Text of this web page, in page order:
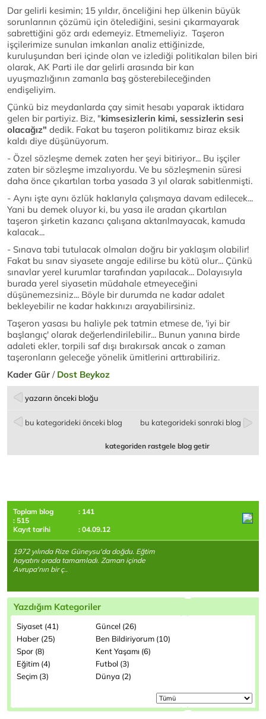
Dar gelirli kesimin; 15 yıldır, önceliğini hep ülkenin büyük
sorunlarının çözümü için ötelediğini, sesini çıkarmayarak
sabrettiğini göz ardı edemeyiz. Etmemeliyiz. Taşeron
işçilerimize sunulan imkanları analiz ettiğinizde,
kuruluşundan beri içinde olan ve izlediği politikaları bilen biri
olarak, AK Parti ile dar gelirli arasında bir kan
uyuşmazlığının zamanla baş gösterebileceğinden
endişeliyim.
Çünkü biz meydanlarda çay simit hesabı yaparak iktidara
gelen bir partiyiz. Biz, "kimsesizlerin kimi, sessizlerin sesi
olacağız" dedik. Fakat bu taşeron politikamız biraz eksik
kaldı diye düşünüyorum.
- Özel sözleşme demek zaten her şeyi bitiriyor... Bu işçiler
zaten bir sözleşme imzalıyordu. Ve bu sözleşmenin süresi
daha önce çıkartılan torba yasada 3 yıl olarak sabitlenmişti.
- Aynı işte aynı özlük haklarıyla çalışmaya davam edilecek...
Yani bu demek oluyor ki, bu yasa ile aradan çıkartılan
taşeron şirketin kazancı çalışana aktarılmayacak, kamuda
kalacak...
- Sınava tabi tutulacak olmaları doğru bir yaklaşım olabilir!
Fakat bu sınav siyasete angaje edilirse bu kötü olur... Çünkü
sınavlar yerel kurumlar tarafından yapılacak... Dolayısıyla
burada yerel siyasetin müdahale etmeyeceğini
düşünemezsiniz... Böyle bir durumda ne kadar adalet
bekleyebilir ne kadar hakkınızı arayabilirsiniz.
Taşeron yasası bu haliyle pek tatmin etmese de, 'iyi bir
başlangıç' olarak değerlendirilebilir... Bunun yanına birde
adaleti ekler, torpili saf dışı bırakırsak ancak o zaman
taşeronların geleceğe yönelik ümitlerini arttırabiliriz.
Kader Gür / Dost Beykoz
yazarın önceki bloğu
bu kategorideki önceki blog bu kategorideki sonraki blog
kategoriden rastgele blog getir
Toplam blog
: 141
: 515
Kayıt tarihi
: 04.09.12
1972 yılında Rize Güneysu'da doğdu. Eğtim
hayatını orada tamamladı. Zaman içinde
Avrupa'nın bir ç..
Yazdığım Kategoriler
Siyaset (41)
Güncel (26)
Haber (25)
Ben Bildiriyorum (10)
Spor (8)
Kent Yaşamı (6)
Eğitim (4)
Futbol (3)
Seçim (3)
Dünya (2)